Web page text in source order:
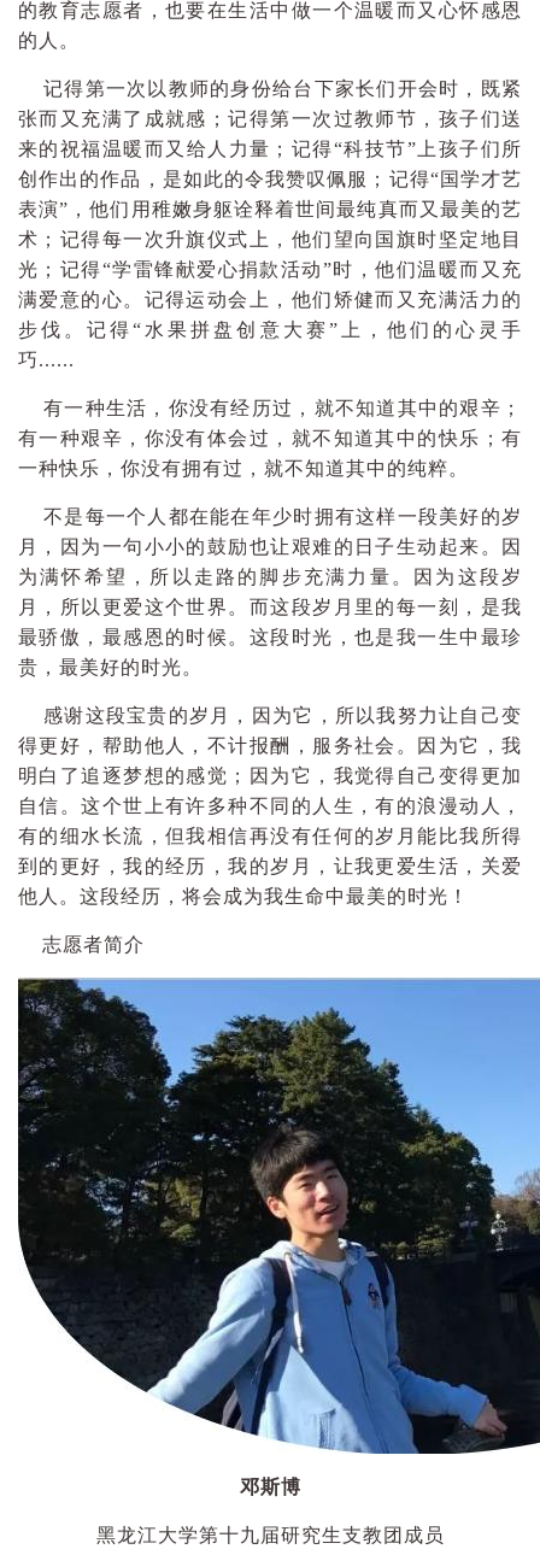
的教育志愿者，也要在生活中做一个温暖而又心怀感恩
的人。
记得第一次以教师的身份给台下家长们开会时，既紧
张而又充满了成就感；记得第一次过教师节，孩子们送
来的祝福温暖而又给人力量；记得“科技节”上孩子们所
创作出的作品，是如此的令我赞叹佩服；记得“国学才艺
表演”，他们用稚嫩身躯诠释着世间最纯真而又最美的艺
术；记得每一次升旗仪式上，他们望向国旗时坚定地目
光；记得“学雷锋献爱心捐款活动”时，他们温暖而又充
满爱意的心。记得运动会上，他们矫健而又充满活力的
步伐。记得“水果拼盘创意大赛”上，他们的心灵手
巧......
有一种生活，你没有经历过，就不知道其中的艰辛；
有一种艰辛，你没有体会过，就不知道其中的快乐；有
一种快乐，你没有拥有过，就不知道其中的纯粹。
不是每一个人都在能在年少时拥有这样一段美好的岁
月，因为一句小小的鼓励也让艰难的日子生动起来。因
为满怀希望，所以走路的脚步充满力量。因为这段岁
月，所以更爱这个世界。而这段岁月里的每一刻，是我
最骄傲，最感恩的时候。这段时光，也是我一生中最珍
贵，最美好的时光。
感谢这段宝贵的岁月，因为它，所以我努力让自己变
得更好，帮助他人，不计报酬，服务社会。因为它，我
明白了追逐梦想的感觉；因为它，我觉得自己变得更加
自信。这个世上有许多种不同的人生，有的浪漫动人，
有的细水长流，但我相信再没有任何的岁月能比我所得
到的更好，我的经历，我的岁月，让我更爱生活，关爱
他人。这段经历，将会成为我生命中最美的时光！
志愿者简介
邓斯博
黑龙江大学第十九届研究生支教团成员